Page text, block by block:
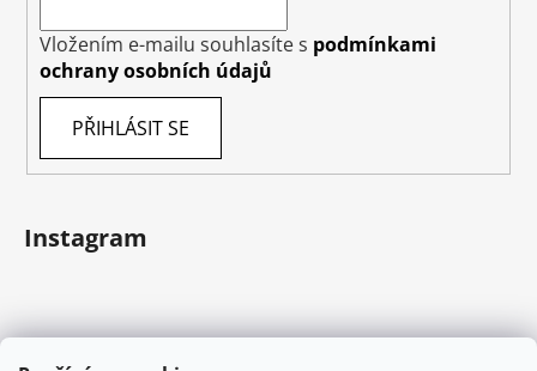
Vložením e-mailu souhlasíte s podmínkami
ochrany osobních údajů
PŘIHLÁSIT SE
Instagram